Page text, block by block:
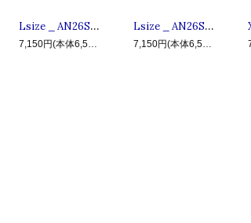
Lsize _ AN26SU-TE06 HISTORY OF USA ◆ ANIMALIA アニマリア : 半袖ウォーボンネットTシャツ White
7,150円(本体6,500円、税650円)
Lsize _ AN26SU-TE06 HISTORY OF USA ◆ ANIMALIA アニマリア : 半袖ウォーボンネットTシャツ Black
7,150円(本体6,500円、税650円)